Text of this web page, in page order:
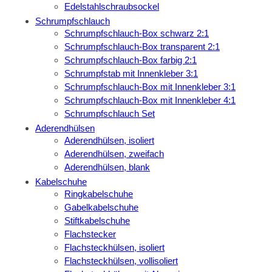
Edelstahlschraubsockel
Schrumpfschlauch
Schrumpfschlauch-Box schwarz 2:1
Schrumpfschlauch-Box transparent 2:1
Schrumpfschlauch-Box farbig 2:1
Schrumpfstab mit Innenkleber 3:1
Schrumpfschlauch-Box mit Innenkleber 3:1
Schrumpfschlauch-Box mit Innenkleber 4:1
Schrumpfschlauch Set
Aderendhülsen
Aderendhülsen, isoliert
Aderendhülsen, zweifach
Aderendhülsen, blank
Kabelschuhe
Ringkabelschuhe
Gabelkabelschuhe
Stiftkabelschuhe
Flachstecker
Flachsteckhülsen, isoliert
Flachsteckhülsen, vollisoliert